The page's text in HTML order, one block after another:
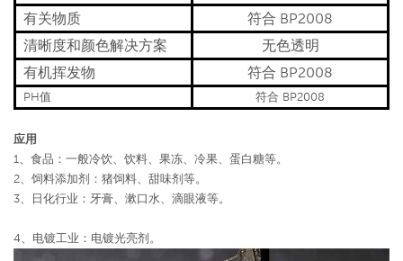
有关物质
符合 BP2008
清晰度和颜色解决方案
无色透明
有机挥发物
符合 BP2008
PH值 符合 BP2008
应用
1、食品：一般冷饮、饮料、果冻、冷果、蛋白糖等。
2、饲料添加剂：猪饲料、甜味剂等。
3、日化行业：牙膏、漱口水、滴眼液等。
4、电镀工业：电镀光亮剂。